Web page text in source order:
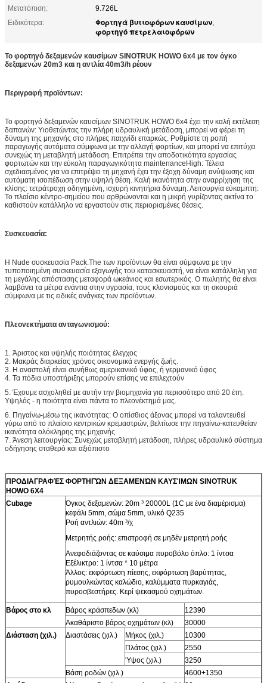
Μετατόπιση:
9.726L
Ειδικότερα:
Φορτηγά βυτιοφόρων καυσίμων,
φορτηγό πετρελαιοφόρων
Το φορτηγό δεξαμενών καυσίμων SINOTRUK HOWO 6x4 με τον όγκο
δεξαμενών 20m3 και η αντλία 40m3/h ρέουν
Περιγραφή προϊόντων:
Το φορτηγό δεξαμενών καυσίμων SINOTRUK HOWO 6x4 έχει την καλή εκτέλεση
δαπανών: Υιοθετώντας την πλήρη υδραυλική μετάδοση, μπορεί να φέρει τη
δύναμη της μηχανής στο πλήρες παιχνίδι επαρκώς. Ρυθμίστε τη ροπή
παραγωγής αυτόματα σύμφωνα με την αλλαγή φορτίων, και μπορεί να επιτύχει
συνεχώς τη μεταβλητή μετάδοση. Επιτρέπει την αποδοτικότητα εργασίας
φορτωτών και την εύκολη παραγωγικότητα maintenanceHigh: Τέλεια
σχεδιασμένος για να επιτρέψει τη μηχανή έχει την έξοχη δύναμη ανύψωσης και
αυτόματη ισοπέδωση στην υψηλή θέση. Καλή ικανότητα στην αναρρίχηση της
κλίσης: τετράτροχη οδηγημένη, ισχυρή κινητήρια δύναμη. Λειτουργία εύκαμπτη:
Το πλαίσιο κέντρο-σημείου που αρθρώνονται και η μικρή γυρίζοντας ακτίνα το
καθιστούν κατάλληλο να εργαστούν στις περιορισμένες θέσεις.
Συσκευασία:
Η Nude συσκευασία Pack.The των προϊόντων θα είναι σύμφωνα με την
τυποποιημένη συσκευασία εξαγωγής του κατασκευαστή, να είναι κατάλληλη για
τη μεγάλης απόστασης μεταφορά ωκεάνιος και εσωτερικός. Ο πωλητής θα είναι
λαμβάνει τα μέτρα ενάντια στην υγρασία, τους κλονισμούς και τη σκουριά
σύμφωνα με τις ειδικές ανάγκες των προϊόντων.
Πλεονεκτήματα ανταγωνισμού:
1. Άριστος και υψηλής ποιότητας έλεγχος
2. Μακράς διαρκείας χρόνος οικονομικά ενεργής ζωής.
3. Η αναστολή είναι συνήθως αμερικανικό ύφος, ή γερμανικό ύφος
4. Τα πόδια υποστήριξης μπορούν επίσης να επιλεχτούν
5. Έχουμε ασχοληθεί με αυτήν την βιομηχανία για περισσότερο από 20 έτη.
Υψηλός - η ποιότητα είναι πάντα το πλεονέκτημά μας.
6. Πηγαίνω-μέσω της ικανότητας: Ο οπίσθιος άξονας μπορεί να ταλαντευθεί
γύρω από το πλαίσιο κεντρικών κρεμαστρών, βελτίωσε την πηγαίνω-κατευθείαν
ικανότητα ολόκληρης της μηχανής.
7. Άνεση λειτουργίας: Συνεχώς μεταβλητή μετάδοση, πλήρες υδραυλικό σύστημα
οδήγησης σταθερό και αξιόπιστο
ΠΡΟΔΙΑΓΡΑΦΈΣ ΦΟΡΤΗΓΏΝ ΔΕΞΑΜΕΝΏΝ ΚΑΥΣΊΜΩΝ SINOTRUK
HOWO 6X4
Cubage
Όγκος δεξαμενών: 20m ³ 20000L (1C με ένα διαμέρισμα)
κεφάλι 5mm, σώμα 5mm, υλικό Q235
Ροή αντλιών: 40m ³/χ
Μετρητής ροής: επιστροφή σε μηδέν μετρητή ροής
Ανεφοδιάζοντας σε καύσιμα πυροβόλο όπλο: 1 ίντσα
Εξέλικτρο: 1 ίντσα * 10 μέτρα
Άλλος: εκφόρτωση πίεσης, εκφόρτωση βαρύτητας,
ρυμουλκώντας καλώδιο, καλύμματα πυρκαγιάς,
πυροσβεστήρες. Κερί ψεκασμού οχημάτων.
Βάρος στο κλ Βάρος κράσπεδων (κλ)
12390
Ακαθάριστο βάρος οχημάτων (κλ)
30000
Διάσταση (χιλ.)
Διαστάσεις (χιλ.) Μήκος (χιλ.)
10300
Πλάτος (χιλ.)
2550
Ύψος (χιλ.)
3250
Βάση ροδών (χιλ.)
4600+1350